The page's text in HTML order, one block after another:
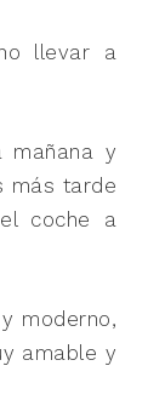
llevar a
y
más tarde
coche a
moderno,
amable y